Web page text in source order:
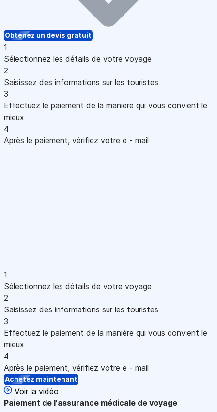
Obtenez un devis gratuit
1
Sélectionnez les détails de votre voyage
2
Saisissez des informations sur les touristes
3
Effectuez le paiement de la manière qui vous convient le
mieux
4
Après le paiement, vérifiez votre e - mail
1
Sélectionnez les détails de votre voyage
2
Saisissez des informations sur les touristes
3
Effectuez le paiement de la manière qui vous convient le
mieux
4
Après le paiement, vérifiez votre e - mail
Achetez maintenant
Voir la vidéo
Paiement de l'assurance médicale de voyage